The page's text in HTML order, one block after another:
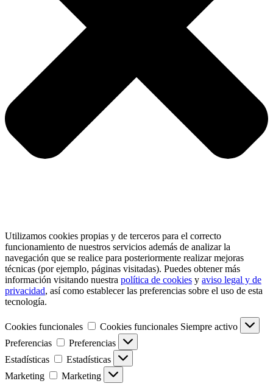
Utilizamos cookies propias y de terceros para el correcto
funcionamiento de nuestros servicios además de analizar la
navegación que se realice para posteriormente realizar mejoras
técnicas (por ejemplo, páginas visitadas). Puedes obtener más
información visitando nuestra política de cookies y aviso legal y de
privacidad, así como establecer las preferencias sobre el uso de esta
tecnología.
Cookies funcionales Cookies funcionales Siempre activo
Preferencias
Preferencias
Estadísticas
Estadísticas
Marketing
Marketing